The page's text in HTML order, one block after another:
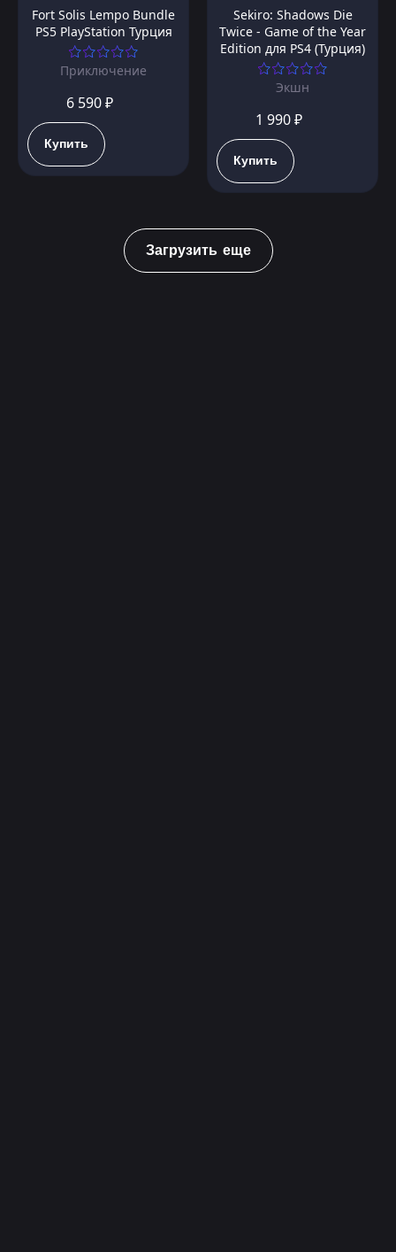
Fort Solis Lempo Bundle
PS5 PlayStation Турция
Приключение
6 590 ₽
Купить
Sekiro: Shadows Die
Twice - Game of the Year
Edition для PS4 (Турция)
Экшн
1 990 ₽
Купить
Загрузить еще